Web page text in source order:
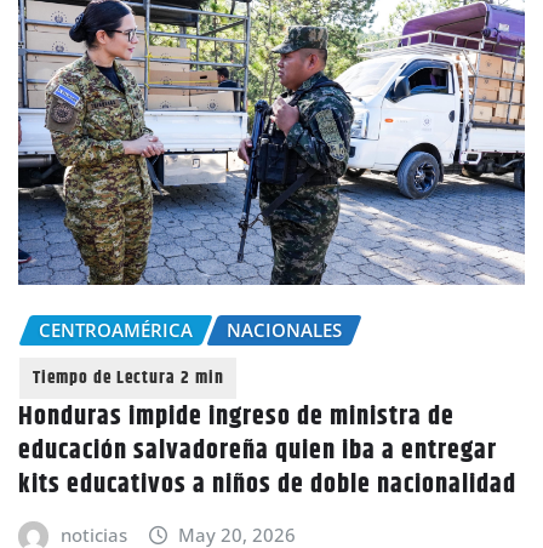
CENTROAMÉRICA NACIONALES
Honduras impide ingreso de ministra de
educación salvadoreña quien iba a entregar
kits educativos a niños de doble nacionalidad
noticias May 20, 2026